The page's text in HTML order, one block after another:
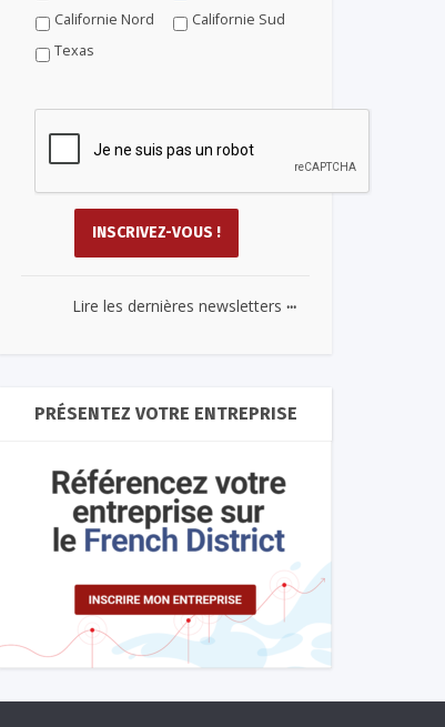
Californie Nord
Californie Sud
Texas
Lire les dernières newsletters ...
PRÉSENTEZ VOTRE ENTREPRISE